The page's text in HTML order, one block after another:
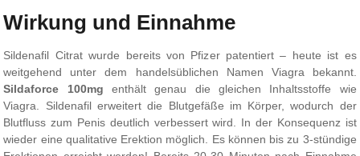
Wirkung und Einnahme
Sildenafil Citrat wurde bereits von Pfizer patentiert – heute ist es
weitgehend unter dem handelsüblichen Namen Viagra bekannt.
Sildaforce 100mg enthält genau die gleichen Inhaltsstoffe wie
Viagra. Sildenafil erweitert die Blutgefäße im Körper, wodurch der
Blutfluss zum Penis deutlich verbessert wird. In der Konsequenz ist
wieder eine qualitative Erektion möglich. Es können bis zu 3-stündige